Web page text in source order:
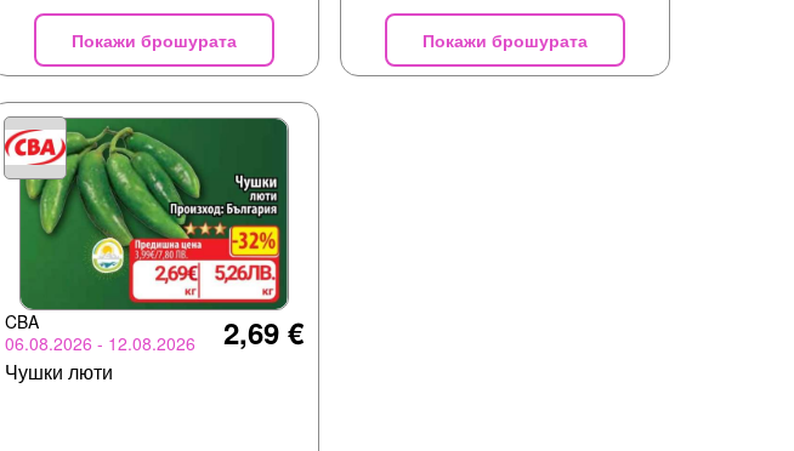
Покажи брошурата Покажи брошурата
CBA
06.08.2026 - 12.08.2026
2,69 €
Чушки люти